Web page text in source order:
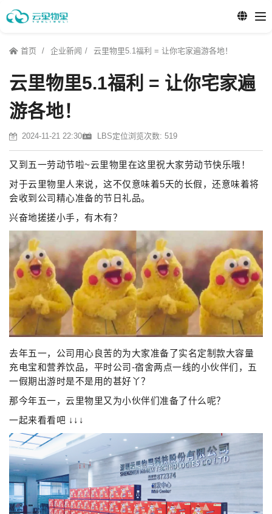
首页 企业新闻 云里物里5.1福利 = 让你宅家遍游各地！
云里物里5.1福利 = 让你宅家遍
游各地！
2024-11-21 22:30 LBS定位浏览次数: 519
又到五一劳动节啦~云里物里在这里祝大家劳动节快乐哦！
对于云里物里人来说，这不仅意味着5天的长假，还意味着将
会收到公司精心准备的节日礼品。
兴奋地搓搓小手，有木有？
去年五一，公司用心良苦的为大家准备了实名定制款大容量
充电宝和营养饮品，平时公司-宿舍两点一线的小伙伴们，五
一假期出游时是不是用的甚好丫？
那今年五一，云里物里又为小伙伴们准备了什么呢？
一起来看看吧 ↓↓↓